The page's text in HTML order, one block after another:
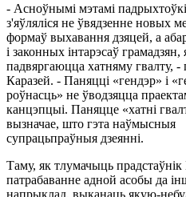
- Асноўнымі мэтамі
з'яўляліся не ўвядзенне новых
формаў выхавання дзяцей, а
і законных інтарэсаў грамадзян,
падвяргаюцца хатняму гвалту, -
Каразей. - Паняцці «гендэр» і
роўнасць» не ўводзяцца
канцэпцыі. Паняцце «хатні
вызначае, што гэта наўмысныя
супрацьпраўныя дзеянні.
Таму, як тлумачыць
патрабаванне адной асобы да
напрыклад, выканаць якую-